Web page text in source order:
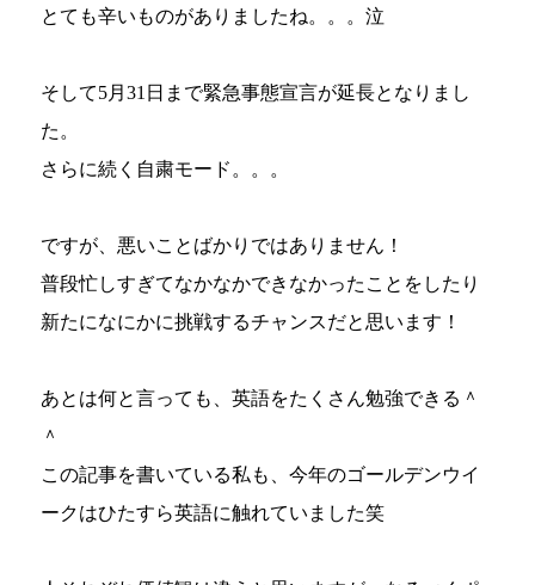
とても辛いものがありましたね。。。泣
そして5月31日まで緊急事態宣言が延長となりまし
た。
さらに続く自粛モード。。。
ですが、悪いことばかりではありません！
普段忙しすぎてなかなかできなかったことをしたり
新たになにかに挑戦するチャンスだと思います！
あとは何と言っても、英語をたくさん勉強できる＾
＾
この記事を書いている私も、今年のゴールデンウイ
ークはひたすら英語に触れていました笑